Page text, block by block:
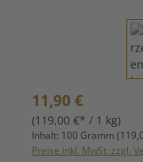
Regulärer Preis:
11,90 €
(119,00 €* / 1 kg)
Inhalt: 100 Gramm
Preise inkl. MwSt. zzgl.